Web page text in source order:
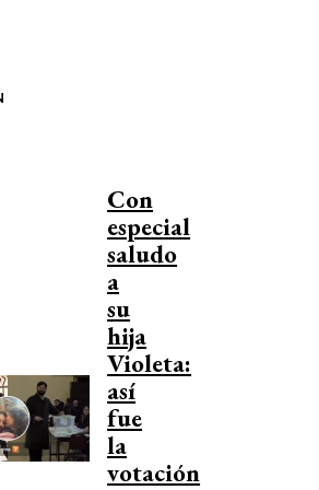
Con
especial
saludo
a
su
hija
Violeta:
así
fue
la
votación